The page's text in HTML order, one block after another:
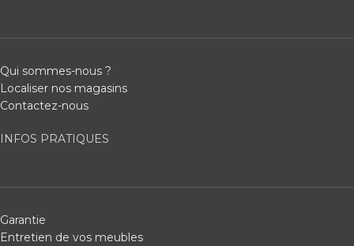
Qui sommes-nous ?
Localiser nos magasins
Contactez-nous
INFOS PRATIQUES
Garantie
Entretien de vos meubles